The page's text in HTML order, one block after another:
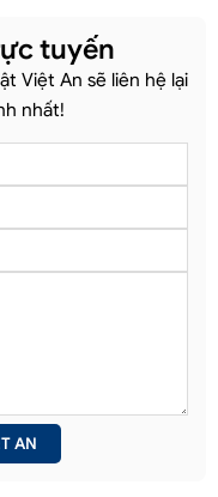
tuyến
Việt An sẽ liên hệ lại
nhất!